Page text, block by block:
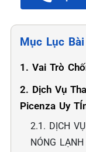
Mục Lục
1. Vai Trò
2. Dịch Vụ
Picenza Uy
2.1. DỊCH
NÓNG